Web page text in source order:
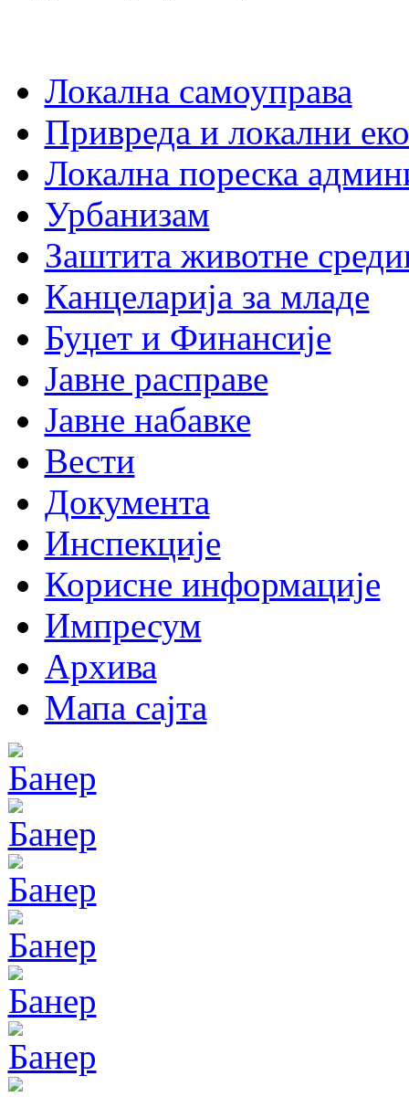
Локална самоуправа
Привреда и локални
Локална пореска
Урбанизам
Заштита животне
Канцеларија за младе
Буџет и Финансије
Јавне расправе
Јавне набавке
Вести
Документа
Инспекције
Корисне информације
Импресум
Архива
Мапа сајта